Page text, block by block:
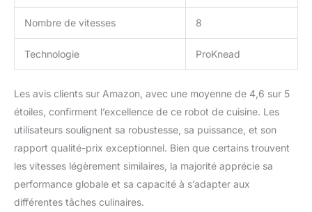
Nombre de vitesses 8
Technologie ProKnead
Les avis clients sur Amazon, avec une moyenne de 4,6 sur 5
étoiles, confirment l’excellence de ce robot de cuisine. Les
utilisateurs soulignent sa robustesse, sa puissance, et son
rapport qualité-prix exceptionnel. Bien que certains trouvent
les vitesses légèrement similaires, la majorité apprécie sa
performance globale et sa capacité à s’adapter aux
différentes tâches culinaires.